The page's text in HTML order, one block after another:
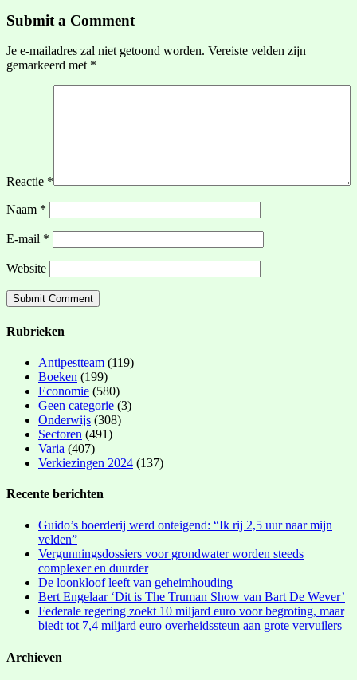
Submit a Comment
Je e-mailadres zal niet getoond worden. Vereiste velden zijn
gemarkeerd met *
Reactie *
Naam *
E-mail *
Website
Rubrieken
Antipestteam (119)
Boeken (199)
Economie (580)
Geen categorie (3)
Onderwijs (308)
Sectoren (491)
Varia (407)
Verkiezingen 2024 (137)
Recente berichten
Guido’s boerderij werd onteigend: “Ik rij 2,5 uur naar mijn
velden”
Vergunningsdossiers voor grondwater worden steeds
complexer en duurder
De loonkloof leeft van geheimhouding
Bert Engelaar ‘Dit is The Truman Show van Bart De Wever’
Federale regering zoekt 10 miljard euro voor begroting, maar
biedt tot 7,4 miljard euro overheidssteun aan grote vervuilers
Archieven